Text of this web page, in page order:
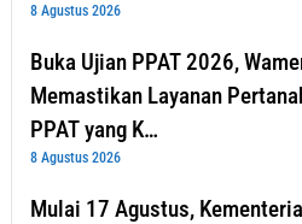
8 Agustus 2026
Buka Ujian PPAT 2026,
Memastikan Layanan
PPAT yang K…
8 Agustus 2026
Mulai 17 Agustus,